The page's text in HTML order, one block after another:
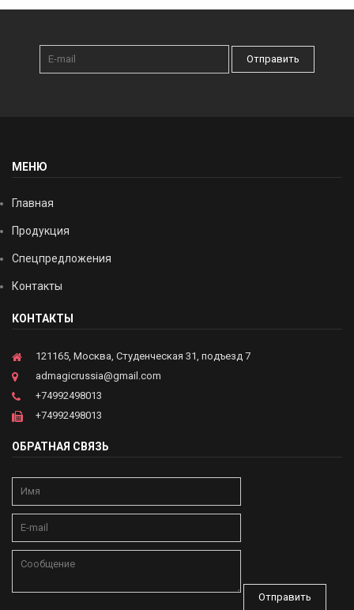
Отправить
МЕНЮ
Главная
Продукция
Спецпредложения
Контакты
КОНТАКТЫ
121165, Москва, Студенческая 31, подъезд 7
admagicrussia@gmail.com
+74992498013
+74992498013
ОБРАТНАЯ СВЯЗЬ
Отправить